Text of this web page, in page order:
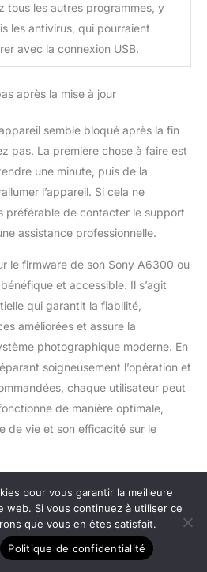
tous les autres programmes, y
les antivirus, qui pourraient
avec la connexion USB.
après la mise à jour
semble bloqué après la fin
pas. La première chose à faire est
une minute, puis de la
l’appareil. Si cela ne
préférable de contacter le support
assistance professionnelle.
le firmware de son Sony A6300 ou
et accessible. Il s’agit
qui garantit la fiabilité,
améliorées et assure la
photographique moderne. En
soigneusement l’opération et
chaque utilisateur peut
de manière optimale,
de vie et son efficacité sur le
pour vous garantir la meilleure
web. Si vous continuez à utiliser ce
que vous en êtes satisfait.
Politique de confidentialité